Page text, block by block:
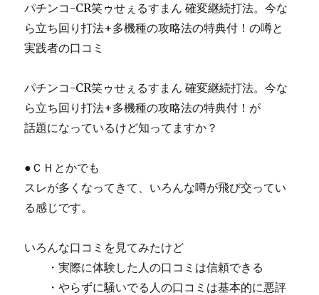
パチンコ-CR笑ゥせぇるすまん 確変継続打法。今な
ら立ち回り打法+多機種の攻略法の特典付！の噂と
実践者の口コミ
パチンコ-CR笑ゥせぇるすまん 確変継続打法。今な
ら立ち回り打法+多機種の攻略法の特典付！が
話題になっているけど知ってますか？
●ＣＨとかでも
スレが多くなってきて、いろんな噂が飛び交ってい
る感じです。
いろんな口コミを見てみたけど
・実際に体験した人の口コミは信頼できる
・やらずに騒いでる人の口コミは基本的に悪評